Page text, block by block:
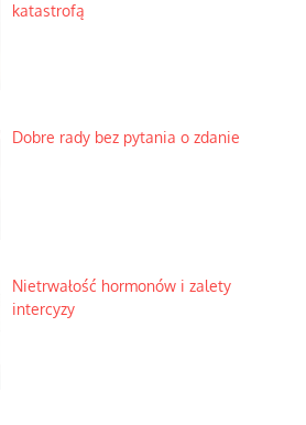
katastrofą
Dobre rady bez pytania o zdanie
Nietrwałość hormonów i zalety
intercyzy